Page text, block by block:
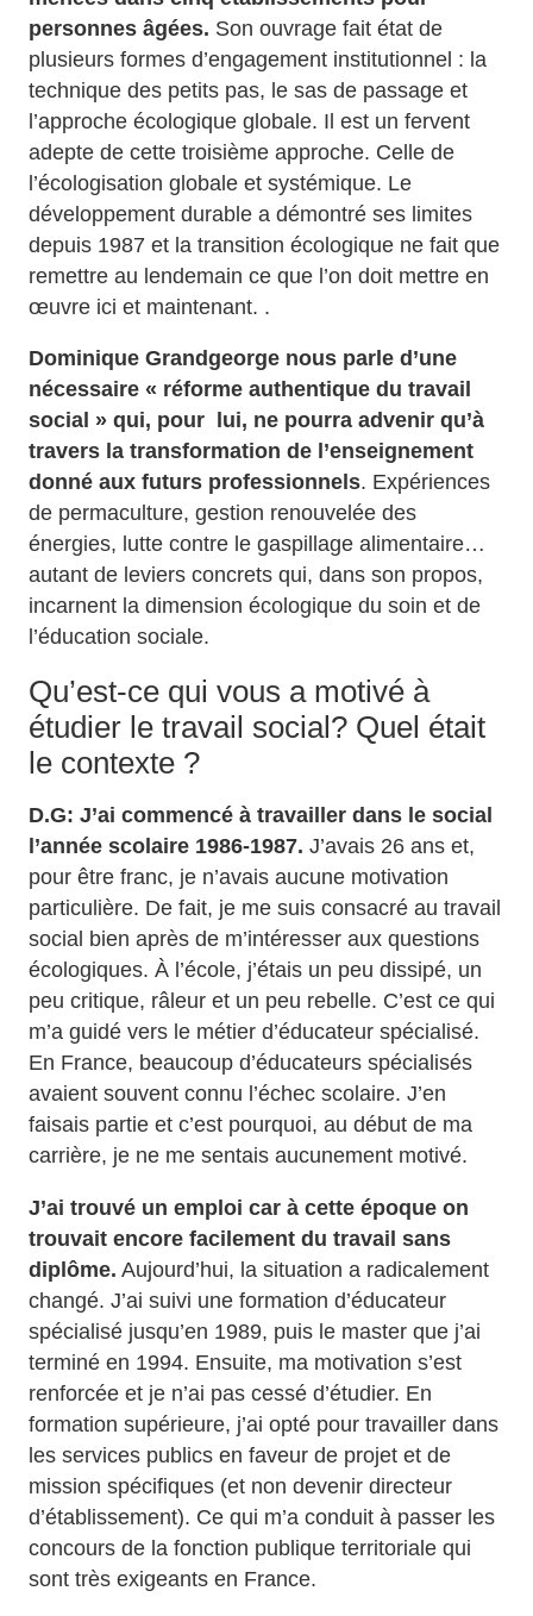
personnes âgées. Son ouvrage fait état de
plusieurs formes d’engagement institutionnel : la
technique des petits pas, le sas de passage et
l’approche écologique globale. Il est un fervent
adepte de cette troisième approche. Celle de
l’écologisation globale et systémique. Le
développement durable a démontré ses limites
depuis 1987 et la transition écologique ne fait que
remettre au lendemain ce que l’on doit mettre en
œuvre ici et maintenant. .
Dominique Grandgeorge nous parle d’une
nécessaire « réforme authentique du travail
social » qui, pour lui, ne pourra advenir qu’à
travers la transformation de l’enseignement
donné aux futurs professionnels. Expériences
de permaculture, gestion renouvelée des
énergies, lutte contre le gaspillage alimentaire…
autant de leviers concrets qui, dans son propos,
incarnent la dimension écologique du soin et de
l’éducation sociale.
​Qu’est-ce qui vous a motivé à
étudier le travail social? Quel était
le contexte ?
D.G: J’ai commencé à travailler dans le social
l’année scolaire 1986-1987. J’avais 26 ans et,
pour être franc, je n’avais aucune motivation
particulière. De fait, je me suis consacré au travail
social bien après de m’intéresser aux questions
écologiques. À l’école, j’étais un peu dissipé, un
peu critique, râleur et un peu rebelle. C’est ce qui
m’a guidé vers le métier d’éducateur spécialisé.
En France, beaucoup d’éducateurs spécialisés
avaient souvent connu l’échec scolaire. J’en
faisais partie et c’est pourquoi, au début de ma
carrière, je ne me sentais aucunement motivé.
J’ai trouvé un emploi car à cette époque on
trouvait encore facilement du travail sans
diplôme. Aujourd’hui, la situation a radicalement
changé. J’ai suivi une formation d’éducateur
spécialisé jusqu’en 1989, puis le master que j’ai
terminé en 1994. Ensuite, ma motivation s’est
renforcée et je n’ai pas cessé d’étudier. En
formation supérieure, j’ai opté pour travailler dans
les services publics en faveur de projet et de
mission spécifiques (et non devenir directeur
d’établissement). Ce qui m’a conduit à passer les
concours de la fonction publique territoriale qui
sont très exigeants en France.